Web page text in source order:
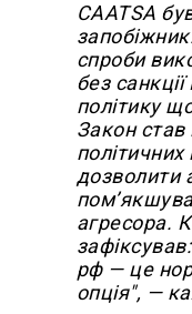
CAATSA
спроби
без
політику
Закон став
політичних
дозволити
агресора.
рф — це
опція", —